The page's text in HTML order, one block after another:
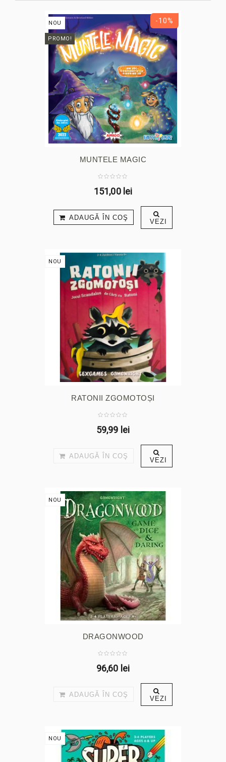
-10%
NOU
PROMO!
MUNTELE MAGIC
151,00 lei
ADAUGĂ ÎN COŞ VEZI
NOU
RATONII ZGOMOTOȘI
59,99 lei
ADAUGĂ ÎN COŞ VEZI
NOU
DRAGONWOOD
96,60 lei
ADAUGĂ ÎN COŞ VEZI
NOU